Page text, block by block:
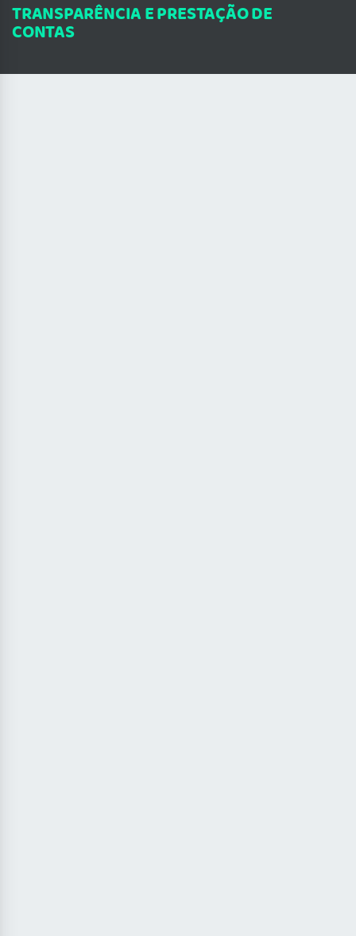
TRANSPARÊNCIA E PRESTAÇÃO DE
CONTAS